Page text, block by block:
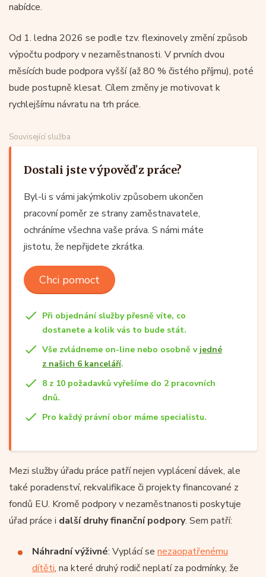
nabídce.
Od 1. ledna 2026 se podle tzv. flexinovely změní způsob
výpočtu podpory v nezaměstnanosti. V prvních dvou
měsících bude podpora vyšší (až 80 % čistého příjmu), poté
bude postupně klesat. Cílem změny je motivovat k
rychlejšímu návratu na trh práce.
Související služba
Dostali jste výpověď z práce?
Byl-li s vámi jakýmkoliv způsobem ukončen
pracovní poměr ze strany zaměstnavatele,
ochráníme všechna vaše práva. S námi máte
jistotu, že nepřijdete zkrátka.
Chci pomoct
Při objednání služby přesně víte, co
dostanete a kolik vás to bude stát.
Vše zvládneme on-line nebo osobně v jedné
z našich 6 kanceláří.
8 z 10 požadavků vyřešíme do 2 pracovních
dnů.
Pro každý právní obor máme specialistu.
Mezi služby úřadu práce patří nejen vyplácení dávek, ale
také poradenství, rekvalifikace či projekty financované z
fondů EU. Kromě podpory v nezaměstnanosti poskytuje
úřad práce i další druhy finanční podpory. Sem patří:
Náhradní výživné: Vyplácí se nezaopatřenému
dítěti, na které druhý rodič neplatí za podmínky, že